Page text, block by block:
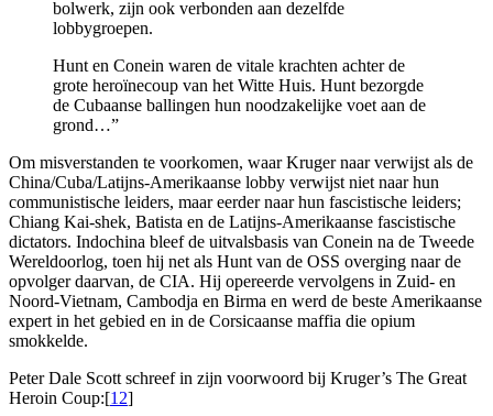
bolwerk, zijn ook verbonden aan dezelfde
lobbygroepen.
Hunt en Conein waren de vitale krachten achter de
grote heroïnecoup van het Witte Huis. Hunt bezorgde
de Cubaanse ballingen hun noodzakelijke voet aan de
grond…”
Om misverstanden te voorkomen, waar Kruger naar verwijst als de
China/Cuba/Latijns-Amerikaanse lobby verwijst niet naar hun
communistische leiders, maar eerder naar hun fascistische leiders;
Chiang Kai-shek, Batista en de Latijns-Amerikaanse fascistische
dictators. Indochina bleef de uitvalsbasis van Conein na de Tweede
Wereldoorlog, toen hij net als Hunt van de OSS overging naar de
opvolger daarvan, de CIA. Hij opereerde vervolgens in Zuid- en
Noord-Vietnam, Cambodja en Birma en werd de beste Amerikaanse
expert in het gebied en in de Corsicaanse maffia die opium
smokkelde.
Peter Dale Scott schreef in zijn voorwoord bij Kruger’s The Great
Heroin Coup:[12]